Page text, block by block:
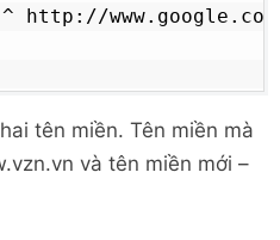
^ http://www.google.com
tên miền. Tên miền mà
và tên miền mới –